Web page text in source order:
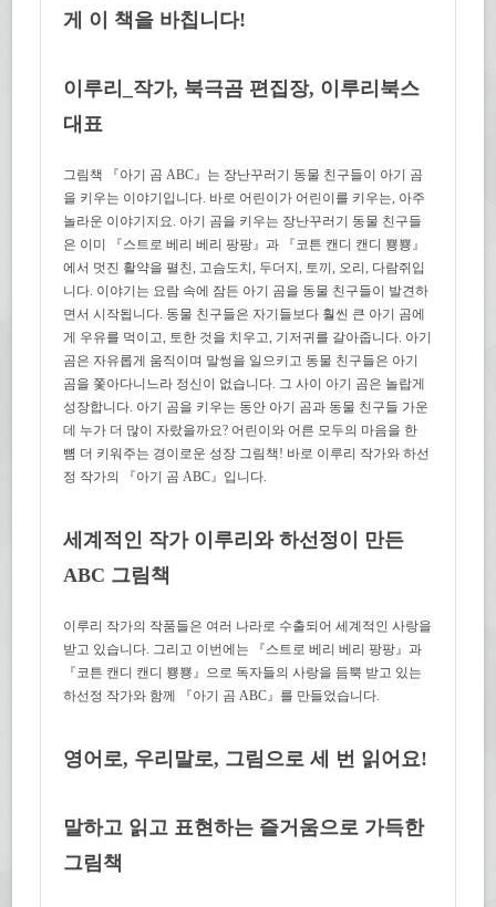
게 이 책을 바칩니다!
이루리_작가, 북극곰 편집장, 이루리북스
대표
그림책 『아기 곰 ABC』는 장난꾸러기 동물 친구들이 아기 곰
을 키우는 이야기입니다. 바로 어린이가 어린이를 키우는, 아주
놀라운 이야기지요. 아기 곰을 키우는 장난꾸러기 동물 친구들
은 이미 『스트로 베리 베리 팡팡』과 『코튼 캔디 캔디 뿅뿅』
에서 멋진 활약을 펼친, 고슴도치, 두더지, 토끼, 오리, 다람쥐입
니다. 이야기는 요람 속에 잠든 아기 곰을 동물 친구들이 발견하
면서 시작됩니다. 동물 친구들은 자기들보다 훨씬 큰 아기 곰에
게 우유를 먹이고, 토한 것을 치우고, 기저귀를 갈아줍니다. 아기
곰은 자유롭게 움직이며 말썽을 일으키고 동물 친구들은 아기
곰을 쫓아다니느라 정신이 없습니다. 그 사이 아기 곰은 놀랍게
성장합니다. 아기 곰을 키우는 동안 아기 곰과 동물 친구들 가운
데 누가 더 많이 자랐을까요? 어린이와 어른 모두의 마음을 한
뼘 더 키워주는 경이로운 성장 그림책! 바로 이루리 작가와 하선
정 작가의 『아기 곰 ABC』입니다.
세계적인 작가 이루리와 하선정이 만든
ABC 그림책
이루리 작가의 작품들은 여러 나라로 수출되어 세계적인 사랑을
받고 있습니다. 그리고 이번에는 『스트로 베리 베리 팡팡』과
『코튼 캔디 캔디 뿅뿅』으로 독자들의 사랑을 듬뿍 받고 있는
하선정 작가와 함께 『아기 곰 ABC』를 만들었습니다.
영어로, 우리말로, 그림으로 세 번 읽어요!
말하고 읽고 표현하는 즐거움으로 가득한
그림책